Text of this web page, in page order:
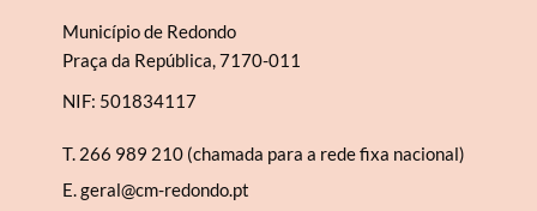
Município de Redondo
Praça da República, 7170-011
NIF: 501834117
T. 266 989 210 (chamada para a rede fixa nacional)
E.geral@cm-redondo.pt